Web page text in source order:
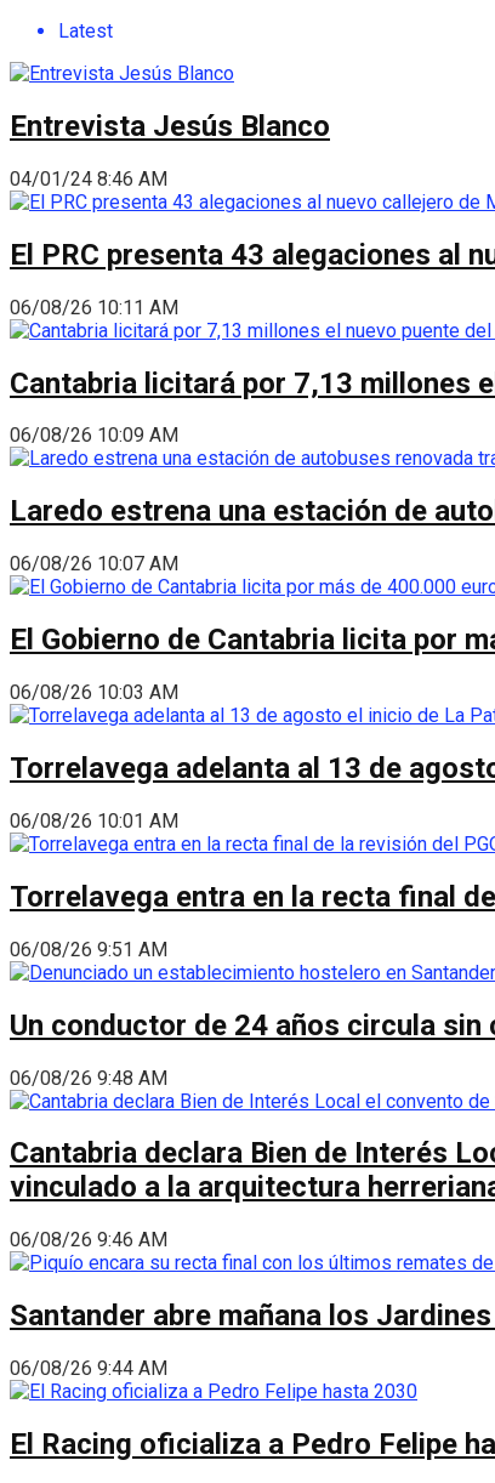
Latest
Entrevista Jesús Blanco
04/01/24 8:46 AM
El PRC presenta 43 alegaciones al
06/08/26 10:11 AM
Cantabria licitará por 7,13 millones
06/08/26 10:09 AM
Laredo estrena una estación de
06/08/26 10:07 AM
El Gobierno de Cantabria licita por
06/08/26 10:03 AM
Torrelavega adelanta al 13 de
06/08/26 10:01 AM
Torrelavega entra en la recta final
06/08/26 9:51 AM
Un conductor de 24 años circula
06/08/26 9:48 AM
Cantabria declara Bien de Interés
vinculado a la arquitectura
06/08/26 9:46 AM
Santander abre mañana los
06/08/26 9:44 AM
El Racing oficializa a Pedro Felipe